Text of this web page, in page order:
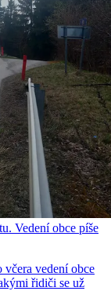
Vedení obce píše
vedení obce
řidiči se už